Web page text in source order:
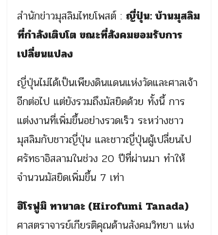
สำนักข่าวมุสลิมไทยโพสต์ : ญี่ปุ่น: บ้านมุสลิม
ที่กำลังเติบโต ขณะที่สังคมยอมรับการ
เปลี่ยนแปลง
ญี่ปุ่นไม่ได้เป็นเพียงดินแดนแห่งวัดและศาลเจ้า
อีกต่อไป แต่ยังรวมถึงมัสยิดด้วย ทั้งนี้ การ
แต่งงานที่เพิ่มขึ้นอย่างรวดเร็ว ระหว่างชาว
มุสลิมกับชาวญี่ปุ่น และชาวญี่ปุ่นผู้เปลี่ยนไป
ศรัทธาอิสลามในช่วง 20 ปีที่ผ่านมา ทำให้
จำนวนมัสยิดเพิ่มขึ้น 7 เท่า
ฮิโรฟูมิ ทานาดะ (Hirofumi Tanada)
ศาสตราจารย์เกียรติคุณด้านสังคมวิทยา แห่ง